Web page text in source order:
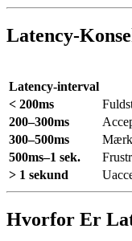
Latency-
Latency-interval
< 200ms
200–300ms
300–500ms
500ms–1 sek.
> 1 sekund
Hvorfor Er